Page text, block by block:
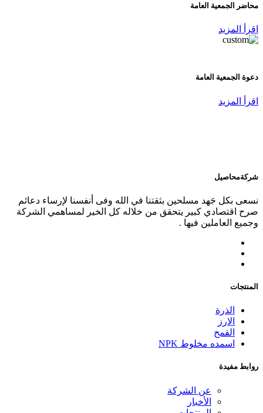
محاضر الجمعية العامة
اقرأ المزيد
دعوة الجمعية العامة
اقرأ المزيد
شركةمحاصيل
نسعى بكل جَهد مسلحين بثقتنا في الله وفى أنفسنا لإرساء دعائم
صرح اقتصادي كبير يتحقق من خلاله كل الخير لمساهمي الشركة
وجميع العاملين فيها .
المنتجات
الذرة
الارز
القمح
اسمده مخلوط NPK
روابط مفيدة
عن الشركة
الأخبار